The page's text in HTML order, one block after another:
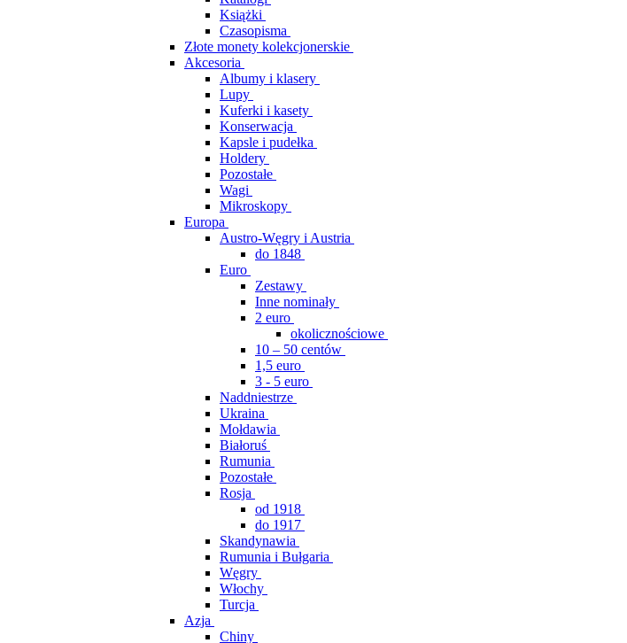
Książki
Czasopisma
Złote monety kolekcjonerskie
Akcesoria
Albumy i klasery
Lupy
Kuferki i kasety
Konserwacja
Kapsle i pudełka
Holdery
Pozostałe
Wagi
Mikroskopy
Europa
Austro-Węgry i Austria
do 1848
Euro
Zestawy
Inne nominały
2 euro
okolicznościowe
10 – 50 centów
1,5 euro
3 - 5 euro
Naddniestrze
Ukraina
Mołdawia
Białoruś
Rumunia
Pozostałe
Rosja
od 1918
do 1917
Skandynawia
Rumunia i Bułgaria
Węgry
Włochy
Turcja
Azja
Chiny